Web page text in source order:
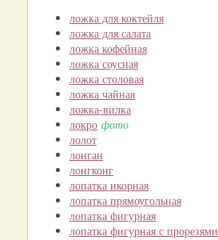
ложка для коктейля
ложка для салата
ложка кофейная
ложка соусная
ложка столовая
ложка чайная
ложка-вилка
локро фото
лолот
лонган
лонгконг
лопатка икорная
лопатка прямоугольная
лопатка фигурная
лопатка фигурная с прорезями